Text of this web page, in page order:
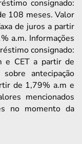
consignado:
108 meses. Valor
de juros a partir
a.m. Informações
consignado:
e CET a partir de
antecipação
de 1,79% a.m e
mencionados
no momento da